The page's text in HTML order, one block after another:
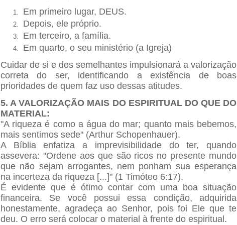
Em primeiro lugar, DEUS.
Depois, ele próprio.
Em terceiro, a família.
Em quarto, o seu ministério (a Igreja)
Cuidar de si e dos semelhantes impulsionará a valorização
correta do ser, identificando a existência de boas
prioridades de quem faz uso dessas atitudes.
5. A VALORIZAÇÃO MAIS DO ESPIRITUAL DO QUE DO
MATERIAL:
"A riqueza é como a água do mar; quanto mais bebemos,
mais sentimos sede" (Arthur Schopenhauer).
A Bíblia enfatiza a imprevisibilidade do ter, quando
assevera: "Ordene aos que são ricos no presente mundo
que não sejam arrogantes, nem ponham sua esperança
na incerteza da riqueza [...]" (1 Timóteo 6:17).
É evidente que é ótimo contar com uma boa situação
financeira. Se você possui essa condição, adquirida
honestamente, agradeça ao Senhor, pois foi Ele que te
deu. O erro será colocar o material à frente do espiritual.